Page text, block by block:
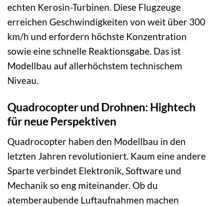
echten Kerosin-Turbinen. Diese Flugzeuge
erreichen Geschwindigkeiten von weit über 300
km/h und erfordern höchste Konzentration
sowie eine schnelle Reaktionsgabe. Das ist
Modellbau auf allerhöchstem technischem
Niveau.
Quadrocopter und Drohnen: Hightech
für neue Perspektiven
Quadrocopter haben den Modellbau in den
letzten Jahren revolutioniert. Kaum eine andere
Sparte verbindet Elektronik, Software und
Mechanik so eng miteinander. Ob du
atemberaubende Luftaufnahmen machen